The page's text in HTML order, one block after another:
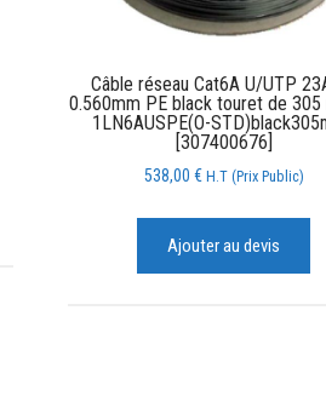
Câble réseau Cat6A U/UTP
0.560mm PE black touret de 305
1LN6AUSPE(O-
[307400676]
538,00 € H.T (Prix Public)
Ajouter au devis